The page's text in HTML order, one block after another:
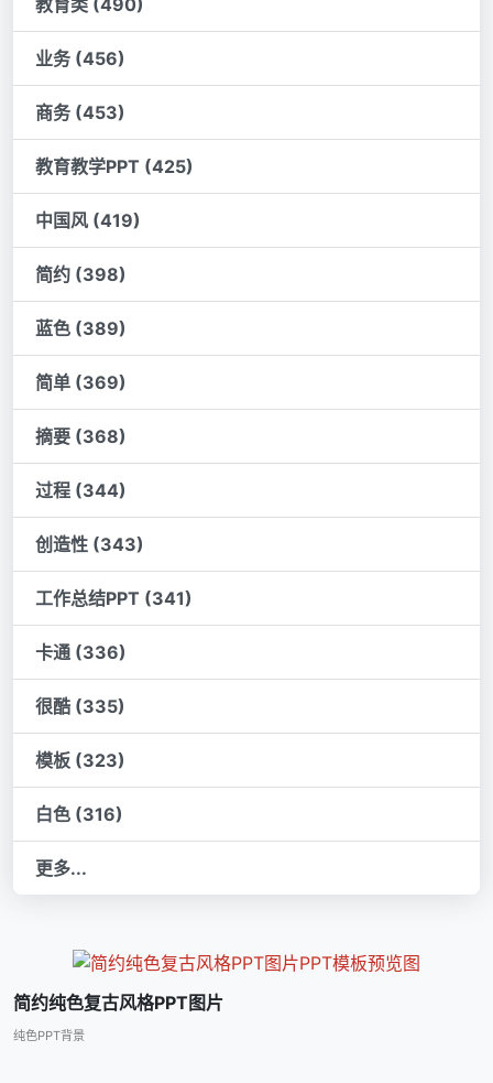
教育类 (490)
业务 (456)
商务 (453)
教育教学PPT (425)
中国风 (419)
简约 (398)
蓝色 (389)
简单 (369)
摘要 (368)
过程 (344)
创造性 (343)
工作总结PPT (341)
卡通 (336)
很酷 (335)
模板 (323)
白色 (316)
更多...
简约纯色复古风格PPT图片
纯色PPT背景